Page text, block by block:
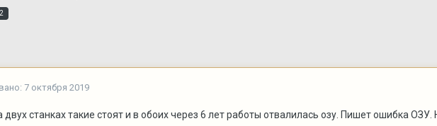
7 октября 2019
двух станках такие стоят и в обоих через 6 лет работы отвалилась озу. Пишет ошибка